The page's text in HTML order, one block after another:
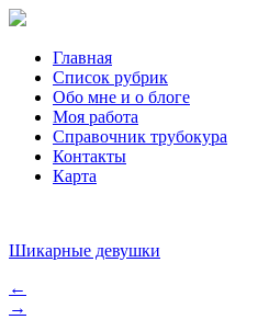
Главная
Список рубрик
Обо мне и о блоге
Моя работа
Справочник трубокура
Контакты
Карта
Шикарные девушки
←
→